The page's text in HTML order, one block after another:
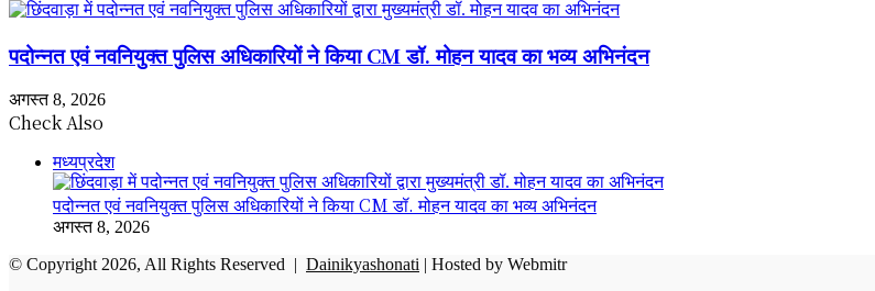
पदोन्नत एवं नवनियुक्त पुलिस अधिकारियों ने किया CM डॉ. मोहन यादव का भव्य अभिनंदन
अगस्त 8, 2026
Check Also
मध्यप्रदेश
पदोन्नत एवं नवनियुक्त पुलिस अधिकारियों ने किया CM डॉ. मोहन यादव का भव्य अभिनंदन
अगस्त 8, 2026
© Copyright 2026, All Rights Reserved | Dainikyashonati | Hosted by Webmitr